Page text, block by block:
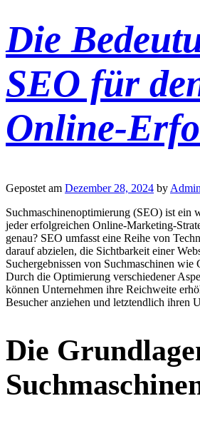
Die
SEO für
Online-
Gepostet am Dezember 28, 2024 by Admin
Suchmaschinenoptimierung (SEO) ist ein
jeder erfolgreichen Online-Marketing-
genau? SEO umfasst eine Reihe von
darauf abzielen, die Sichtbarkeit einer
Suchergebnissen von Suchmaschinen wie
Durch die Optimierung verschiedener
können Unternehmen ihre Reichweite
Besucher anziehen und letztendlich ihren
Die